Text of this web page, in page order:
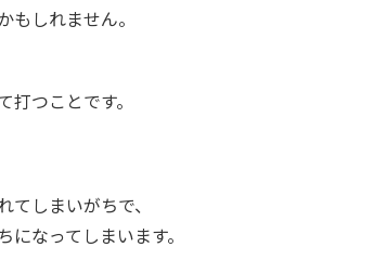
しれません。
つことです。
しまいがちで、
なってしまいます。